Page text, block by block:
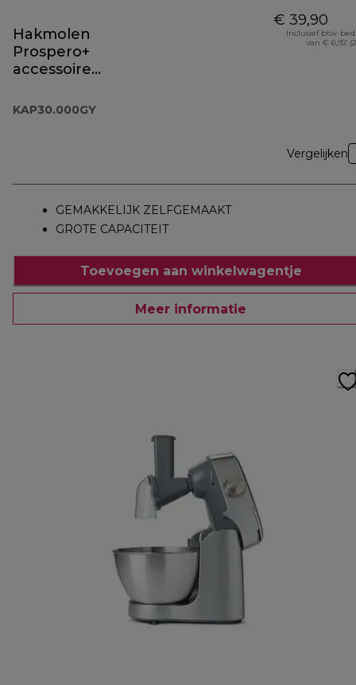
Hakmolen
Prospero+
accessoire
KAP30.000GY
€ 39,90
Inclusief btw-
van € 6,92
Vergelijken
GEMAKKELIJK ZELFGEMAAKT
GROTE CAPACITEIT
Toevoegen aan winkelwagentje
Meer informatie